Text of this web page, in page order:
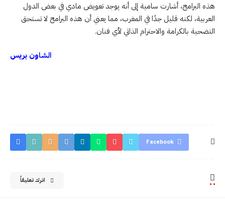
هذه البرامج، أشارت سامية إلى أنه يوجد تعويض مادي في بعض الدول
العربية، لكنه قليل جدًا في المغرب، مما يعني أن هذه البرامج لا تستحق
التضحية بالكرامة والاحترام الذاتي لأي فنان.
الشاون بريس
Facebook
اترك تعليقاً